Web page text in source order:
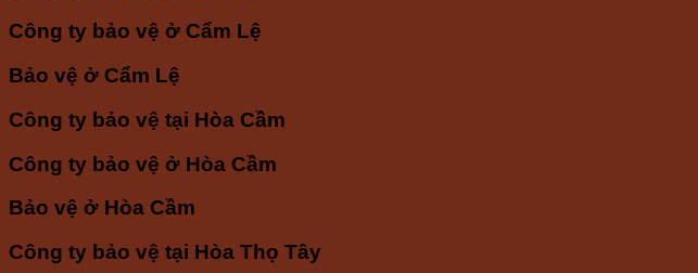
Công ty bảo vệ ở Cẩm Lệ
Bảo vệ ở Cẩm Lệ
Công ty bảo vệ tại Hòa Cầm
Công ty bảo vệ ở Hòa Cầm
Bảo vệ ở Hòa Cầm
Công ty bảo vệ tại Hòa Thọ Tây